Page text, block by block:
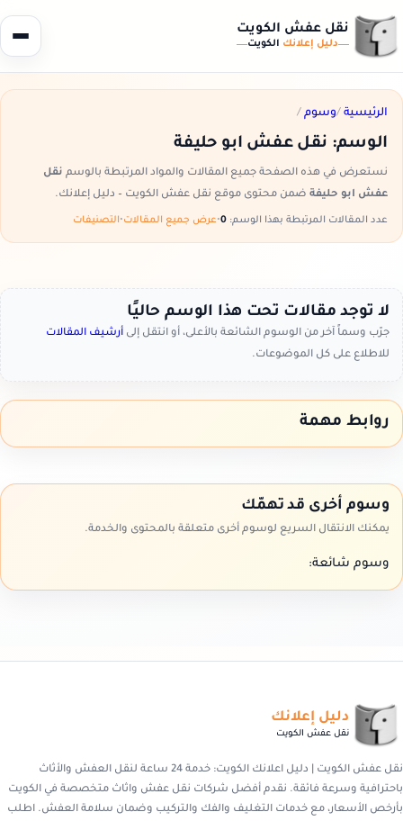
نقل عفش الكويت
دليل إعلانك الكويت
الرئيسية /وسوم /
الوسم: نقل عفش ابو حليفة
نستعرض في هذه الصفحة جميع المقالات والمواد المرتبطة بالوسم نقل
عفش ابو حليفة ضمن محتوى موقع نقل عفش الكويت – دليل إعلانك.
عدد المقالات المرتبطة بهذا الوسم: •عرض جميع المقالات•التصنيفات
لا توجد مقالات تحت هذا الوسم حاليًا
جرّب وسماً آخر من الوسوم الشائعة بالأعلى، أو انتقل إلى أرشيف المقالات
للاطلاع على كل الموضوعات.
روابط مهمة
وسوم أخرى قد تهمّك
يمكنك الانتقال السريع لوسوم أخرى متعلقة بالمحتوى والخدمة.
وسوم شائعة:
دليل إعلانك
نقل عفش الكويت
نقل عفش الكويت | دليل اعلانك الكويت: خدمة 24 ساعة لنقل العفش والأثاث
باحترافية وسرعة فائقة. نقدم أفضل شركات نقل عفش واثاث متخصصة في الكويت
بأرخص الأسعار، مع خدمات التغليف والفك والتركيب وضمان سلامة العفش. اطلب